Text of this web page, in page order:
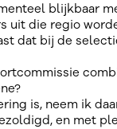
blijkbaar
uit die regio
dat bij de
is, neem ik
en met